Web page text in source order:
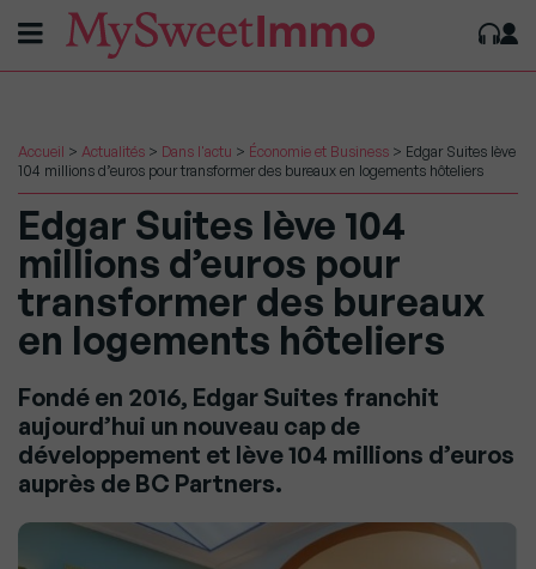
Accueil > Actualités > Dans l'actu > Économie et Business > Edgar Suites lève
104 millions d’euros pour transformer des bureaux en logements hôteliers
Edgar Suites lève 104
millions d’euros pour
transformer des bureaux
en logements hôteliers
Fondé en 2016, Edgar Suites franchit
aujourd’hui un nouveau cap de
développement et lève 104 millions d’euros
auprès de BC Partners.